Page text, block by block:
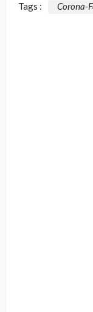
Tags : Corona-